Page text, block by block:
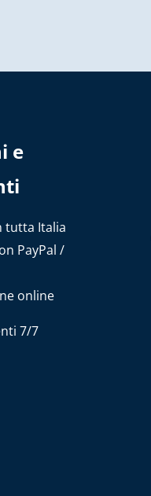
e
tutta Italia
PayPal /
online
7/7